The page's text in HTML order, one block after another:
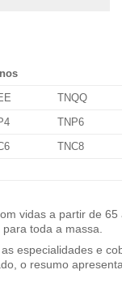
TNQQ
TNP6
TNC8
vidas a partir de
toda a massa.
especialidades e
o resumo